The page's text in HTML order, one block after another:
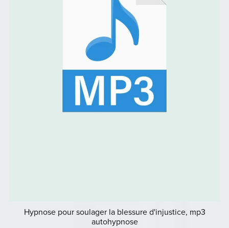
Hypnose pour soulager la blessure d'injustice, mp3
autohypnose